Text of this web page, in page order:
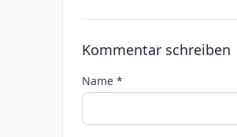
Kommentar schreiben
Name *